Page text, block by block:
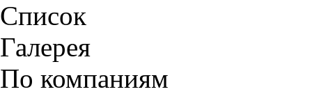
Список
Галерея
По компаниям